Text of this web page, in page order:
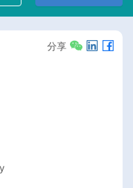
分享